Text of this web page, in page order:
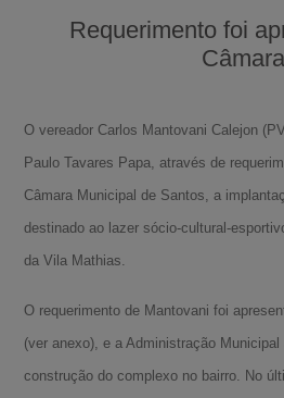
Requerimento foi
Câmara
O vereador Carlos Mantovani Calejon
Paulo Tavares Papa, através de
Câmara Municipal de Santos, a
destinado ao lazer sócio-cultural-
da Vila Mathias.
O requerimento de Mantovani foi
(ver anexo), e a Administração
construção do complexo no bairro. No